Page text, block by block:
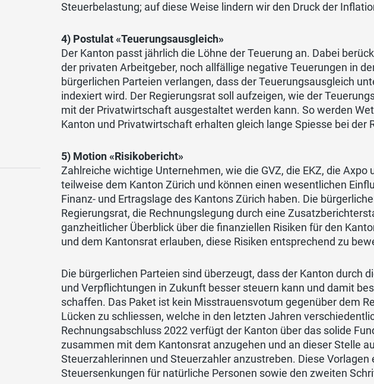
Steuerbelastung; auf diese Weise lindern wir den Druck der
4) Postulat «Teuerungsausgleich»
Der Kanton passt jährlich die Löhne der Teuerung an. Dabei
der privaten Arbeitgeber, noch allfällige negative Teuerungen in
bürgerlichen Parteien verlangen, dass der Teuerungsausgleich
indexiert wird. Der Regierungsrat soll aufzeigen, wie der
mit der Privatwirtschaft ausgestaltet werden kann. So werden
Kanton und Privatwirtschaft erhalten gleich lange Spiesse bei der
5) Motion «Risikobericht»
Zahlreiche wichtige Unternehmen, wie die GVZ, die EKZ, die Axpo
teilweise dem Kanton Zürich und können einen wesentlichen
Finanz- und Ertragslage des Kantons Zürich haben. Die
Regierungsrat, die Rechnungslegung durch eine
ganzheitlicher Überblick über die finanziellen Risiken für den
und dem Kantonsrat erlauben, diese Risiken entsprechend zu
Die bürgerlichen Parteien sind überzeugt, dass der Kanton durch
und Verpflichtungen in Zukunft besser steuern kann und damit
schaffen. Das Paket ist kein Misstrauensvotum gegenüber dem
Lücken zu schliessen, welche in den letzten Jahren
Rechnungsabschluss 2022 verfügt der Kanton über das solide
zusammen mit dem Kantonsrat anzugehen und an dieser Stelle
Steuerzahlerinnen und Steuerzahler anzustreben. Diese
Steuersenkungen für natürliche Personen sowie den zweiten